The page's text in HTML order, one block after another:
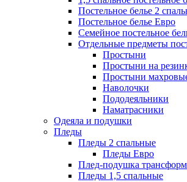
Постельное белье 2
Постельное белье Евро
Семейное постельное
Отдельные предметы
Простыни
Простыни на
Простыни
Наволочки
Пододеяльники
Наматрасники
Одеяла и подушки
Пледы
Пледы 2 спальные
Пледы Евро
Плед-подушка
Пледы 1,5 спальные